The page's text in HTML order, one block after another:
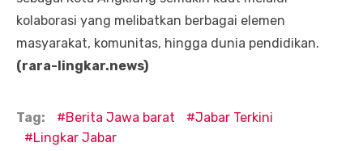
kolaborasi yang melibatkan berbagai elemen
masyarakat, komunitas, hingga dunia pendidikan.
(rara-lingkar.news)
Tag: Berita Jawa barat
Jabar Terkini
Lingkar Jabar